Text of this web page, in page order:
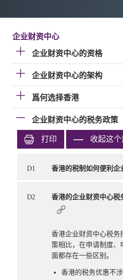
企业财资中心
企业财资中心的资格
企业财资中心的架构
爲何选择香港
企业财资中心的税务政策
打印 收起这
D1 香港的税制如何便利企
D2 香港的企业财资中心税
香港企业财资中心税务
策相比，在申请制度、
面都存在一些区别。
香港的税务优惠不